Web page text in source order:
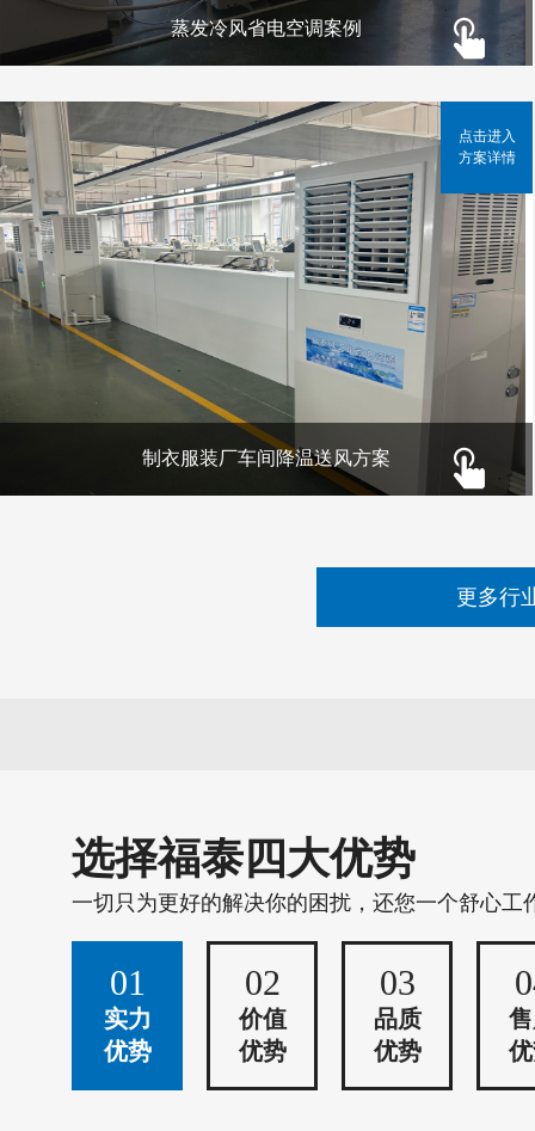
蒸发冷风省电空调案例
制衣服装厂车间降温送风方案
点击进入
方案详情
更多行
选择福泰四大优势
一切只为更好的解决你的困扰，还您一个舒心工
01
实力
优势
02
价值
优势
03
品质
优势